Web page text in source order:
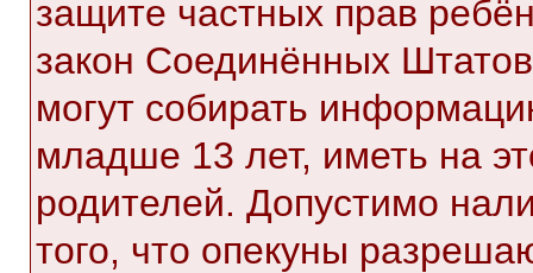
защите частных прав
закон Соединённых
могут собирать
младше 13 лет, иметь на
родителей. Допустимо
того, что опекуны